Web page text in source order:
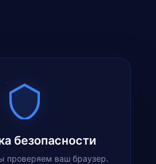
безопасности
проверяем ваш браузер.